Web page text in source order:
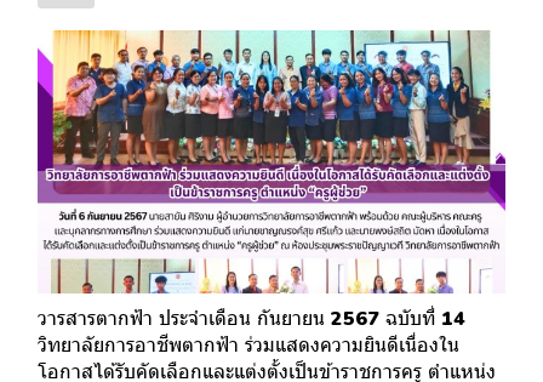
วารสารตากฟ้า ประจำเดือน กันยายน 2567 ฉบับที่ 14
วิทยาลัยการอาชีพตากฟ้า ร่วมแสดงความยินดีเนื่องใน
โอกาสได้รับคัดเลือกและแต่งตั้งเป็นข้าราชการครู ตำแหน่ง